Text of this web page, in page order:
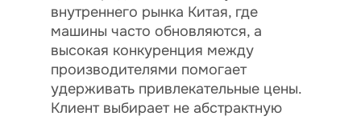
внутреннего рынка Китая, где
машины часто обновляются, а
высокая конкуренция между
производителями помогает
удерживать привлекательные цены.
Клиент выбирает не абстрактную